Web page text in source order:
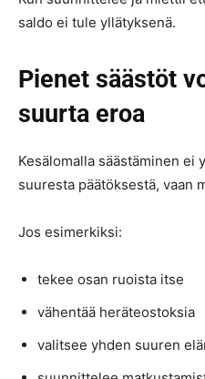
saldo ei tule yllätyksenä.
Pienet säästöt
suurta eroa
Kesälomalla säästäminen ei
suuresta päätöksestä, vaan
Jos esimerkiksi:
tekee osan ruoista itse
vähentää heräteostoksia
valitsee yhden suuren